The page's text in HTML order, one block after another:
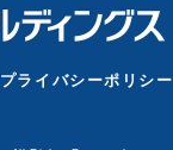
プライバシーポリシー